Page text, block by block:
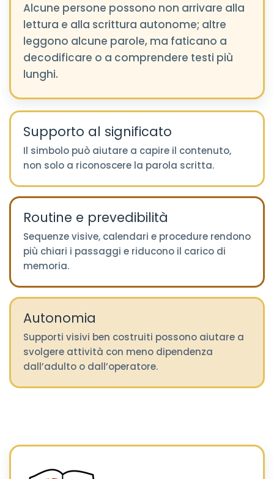
Alcune persone possono non arrivare alla
lettura e alla scrittura autonome; altre
leggono alcune parole, ma faticano a
decodificare o a comprendere testi più
lunghi.
Supporto al significato
Il simbolo può aiutare a capire il contenuto,
non solo a riconoscere la parola scritta.
Routine e prevedibilità
Sequenze visive, calendari e procedure rendono
più chiari i passaggi e riducono il carico di
memoria.
Autonomia
Supporti visivi ben costruiti possono aiutare a
svolgere attività con meno dipendenza
dall’adulto o dall’operatore.